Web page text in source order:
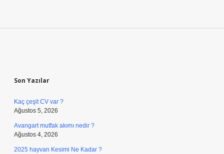
Son Yazılar
Kaç çeşit CV var ?
Ağustos 5, 2026
Avangart mutfak akımı nedir ?
Ağustos 4, 2026
2025 hayvan Kesimi Ne Kadar ?